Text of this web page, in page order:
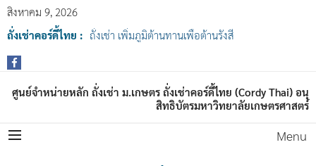
สิงหาคม 9, 2026
ถั่งเช่าคอร์ดี้ไทย : ถั่งเช่า เพิ่มภูมิต้านทานเพื่อต้านรังสี
ศูนย์จำหน่ายหลัก ถั่งเช่า ม.เกษตร ถั่งเช่าคอร์ดี้ไทย (Cordy Thai) อนุ
สิทธิบัตรมหาวิทยาลัยเกษตรศาสตร์
Menu